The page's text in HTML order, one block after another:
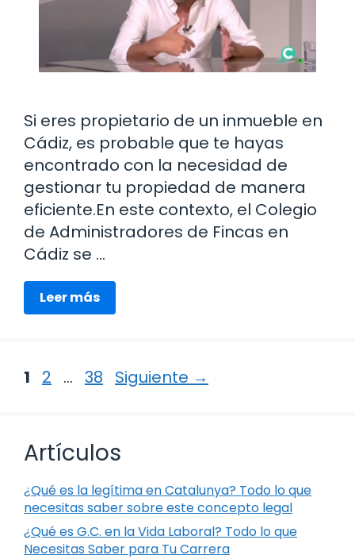
Si eres propietario de un inmueble en
Cádiz, es probable que te hayas
encontrado con la necesidad de
gestionar tu propiedad de manera
eficiente.En este contexto, el Colegio
de Administradores de Fincas en
Cádiz se …
Leer más
Página
1 Página
2 … Página
38 Siguiente →
Artículos
¿Qué es la legítima en Catalunya? Todo lo que
necesitas saber sobre este concepto legal
¿Qué es G.C. en la Vida Laboral? Todo lo que
Necesitas Saber para Tu Carrera